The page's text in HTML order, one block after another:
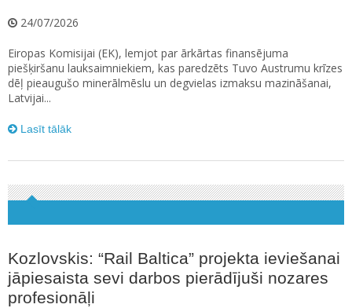
24/07/2026
Eiropas Komisijai (EK), lemjot par ārkārtas finansējuma
piešķiršanu lauksaimniekiem, kas paredzēts Tuvo Austrumu krīzes
dēļ pieaugušo minerālmēslu un degvielas izmaksu mazināšanai,
Latvijai...
Lasīt tālāk
Kozlovskis: “Rail Baltica” projekta ieviešanai
jāpiesaista sevi darbos pierādījuši nozares
profesionāļi